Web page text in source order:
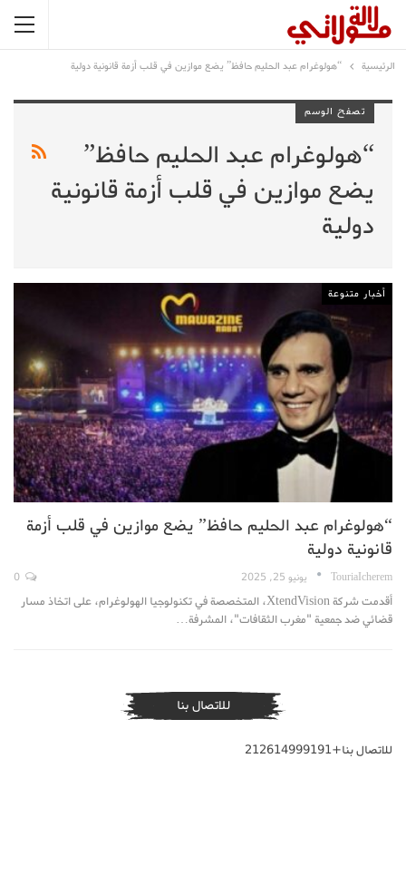
الرئيسية “هولوغرام عبد الحليم حافظ” يضع موازين في قلب أزمة قانونية دولية
تصفح الوسم
“هولوغرام عبد الحليم حافظ”
يضع موازين في قلب أزمة قانونية
دولية
أخبار متنوعة
“هولوغرام عبد الحليم حافظ” يضع موازين في قلب أزمة
قانونية دولية
TouriaIcherem يونيو 25, 2025
أقدمت شركة XtendVision، المتخصصة في تكنولوجيا الهولوغرام، على اتخاذ مسار
قضائي ضد جمعية "مغرب الثقافات"، المشرفة…
للاتصال بنا
للاتصال بنا+212614999191